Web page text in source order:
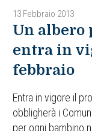
13 Febbraio 2013
Un albero
entra in
febbraio
Entra in vigore il
obbligherà i
per ogni bambino